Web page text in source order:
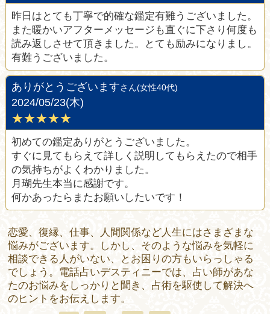
昨日はとても丁寧で的確な鑑定有難うございました。
また暖かいアフターメッセージも直ぐに下さり何度も
読み返しさせて頂きました。とても励みになりまし。
有難うございました。
ありがとうございますさん(女性40代)
2024/05/23(木)
★★★★★
初めての鑑定ありがとうございました。
すぐに見てもらえて詳しく説明してもらえたので相手
の気持ちがよくわかりました。
月瑚先生本当に感謝です。
何かあったらまたお願いしたいです！
恋愛、復縁、仕事、人間関係など人生にはさまざまな
悩みがございます。しかし、そのような悩みを気軽に
相談できる人がいない、とお困りの方もいらっしゃる
でしょう。電話占いデスティニーでは、占い師があな
たのお悩みをしっかりと聞き、占術を駆使して解決へ
のヒントをお伝えします。